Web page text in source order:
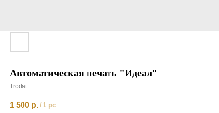
Автоматическая печать "Идеал"
Trodat
1 500 р. / 1 pc